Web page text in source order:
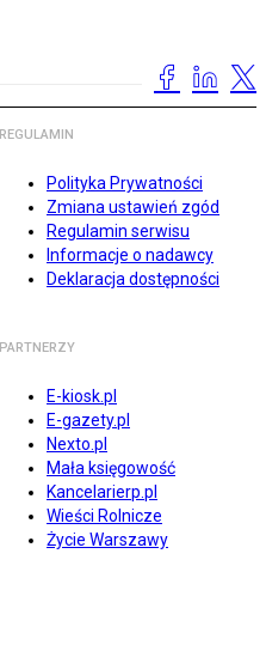
REGULAMIN
Polityka Prywatności
Zmiana ustawień zgód
Regulamin serwisu
Informacje o nadawcy
Deklaracja dostępności
PARTNERZY
E-kiosk.pl
E-gazety.pl
Nexto.pl
Mała księgowość
Kancelarierp.pl
Wieści Rolnicze
Życie Warszawy